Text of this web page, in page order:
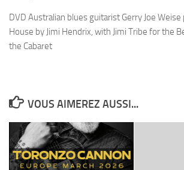
DVD Australian blues guitarist Gerry Joe
House by Jimi Hendrix, with Jimi Tribe for the
the Cabaret
VOUS AIMEREZ AUSSI...